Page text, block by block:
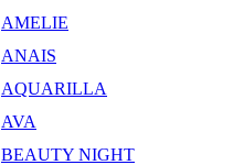
AMELIE
ANAIS
AQUARILLA
AVA
BEAUTY NIGHT